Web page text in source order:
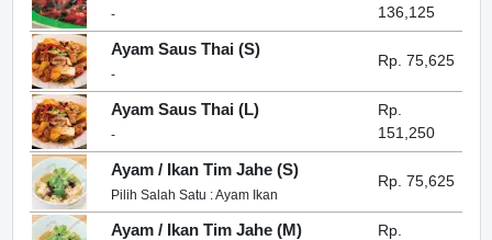
-
136,125
Ayam Saus Thai (S)
-
Rp. 75,625
Ayam Saus Thai (L)
-
Rp.
151,250
Ayam / Ikan Tim Jahe (S)
Pilih Salah Satu : Ayam Ikan
Rp. 75,625
Ayam / Ikan Tim Jahe (M)
Rp.